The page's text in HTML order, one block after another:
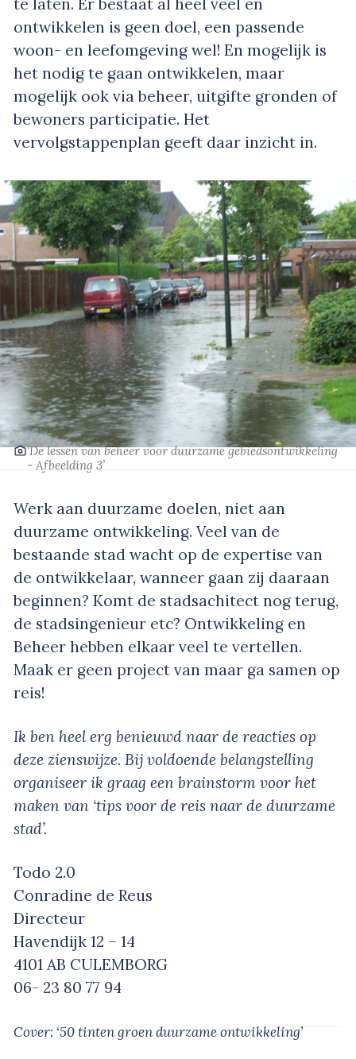
te laten. Er bestaat al heel veel en
ontwikkelen is geen doel, een passende
woon- en leefomgeving wel! En mogelijk is
het nodig te gaan ontwikkelen, maar
mogelijk ook via beheer, uitgifte gronden of
bewoners participatie. Het
vervolgstappenplan geeft daar inzicht in.
‘De lessen van beheer voor duurzame gebiedsontwikkeling
- Afbeelding 3’
Werk aan duurzame doelen, niet aan
duurzame ontwikkeling. Veel van de
bestaande stad wacht op de expertise van
de ontwikkelaar, wanneer gaan zij daaraan
beginnen? Komt de stadsachitect nog terug,
de stadsingenieur etc? Ontwikkeling en
Beheer hebben elkaar veel te vertellen.
Maak er geen project van maar ga samen op
reis!
Ik ben heel erg benieuwd naar de reacties op
deze zienswijze. Bij voldoende belangstelling
organiseer ik graag een brainstorm voor het
maken van ‘tips voor de reis naar de duurzame
stad’.
Todo 2.0
Conradine de Reus
Directeur
Havendijk 12 – 14
4101 AB CULEMBORG
06- 23 80 77 94
Cover: ‘50 tinten groen duurzame ontwikkeling’